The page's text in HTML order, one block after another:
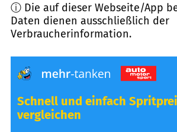
ⓘ Die auf dieser Webseite/App
Daten dienen ausschließlich der
Verbraucherinformation.
Schnell und einfach
vergleichen